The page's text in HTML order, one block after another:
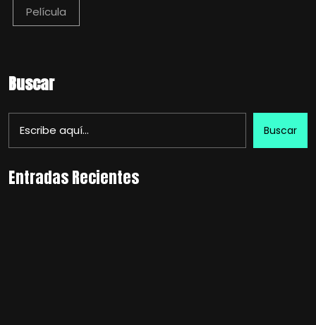
Película
Buscar
Buscar
Entradas Recientes